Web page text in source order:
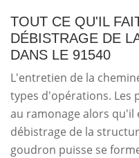
TOUT CE QU'IL
DÉBISTRAGE DE
DANS LE 91540
L'entretien de la
types d'opérations. Les
au ramonage alors qu'il
débistrage de la
goudron puisse se